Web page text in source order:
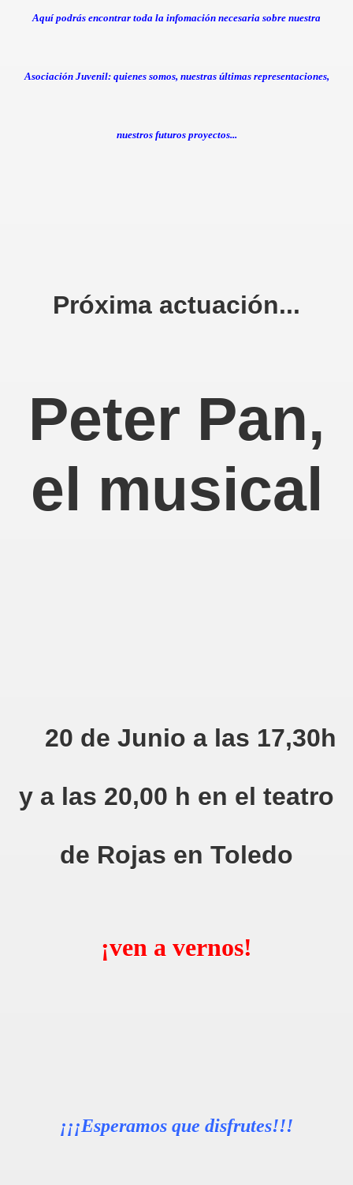
Aquí podrás encontrar toda la infomación necesaria sobre nuestra
Asociación Juvenil: quienes somos, nuestras últimas representaciones,
nuestros futuros proyectos...
Próxima actuación...
Peter Pan,
el musical
20 de Junio a las 17,30h
y a las 20,00 h en el teatro
de Rojas en Toledo
¡ven a vernos!
¡¡¡Esperamos que disfrutes!!!